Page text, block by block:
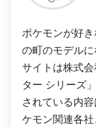
ポケモンが好
の町のモデル
サイトは株式
ター シリーズ
されている内
ケモン関連各社